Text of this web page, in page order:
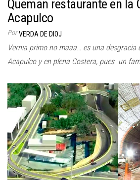
Queman restaurante en la
Acapulco
Por VERDA DE DIOJ
Vernia primo no maaa… es una desgracia
Acapulco y en plena Costera, pues un